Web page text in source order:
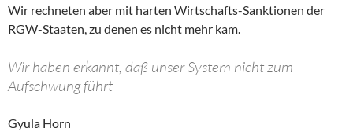
Wir rechneten aber mit harten Wirtschafts-Sanktionen der
RGW-Staaten, zu denen es nicht mehr kam.
Wir haben erkannt, daß unser System nicht zum
Aufschwung führt
Gyula Horn